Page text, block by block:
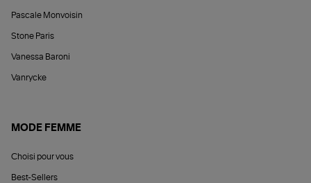
Pascale Monvoisin
Stone Paris
Vanessa Baroni
Vanrycke
MODE FEMME
Choisi pour vous
Best-Sellers